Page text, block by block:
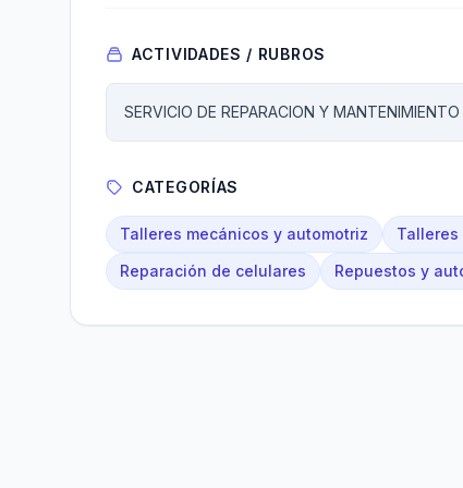
ACTIVIDADES / RUBROS
SERVICIO DE REPARACION Y
CATEGORÍAS
Talleres mecánicos y automotriz
Reparación de celulares
Repuestos y